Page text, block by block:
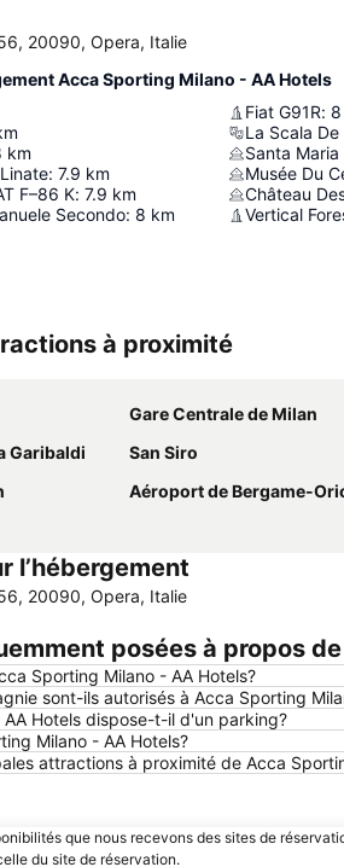
20090, Opera, Italie
Acca Sporting Milano - AA Hotels
km
: 7.9 km
F–86 K: 7.9 km
Secondo: 8 km
Fiat G91R: 8
La Scala De
Santa
Musée Du
Château
Vertical
à proximité
Gare Centrale de Milan
Garibaldi
San Siro
Aéroport de Bergame-Orio al
l’hébergement
20090, Opera, Italie
posées à propos
Sporting Milano - AA Hotels?
sont-ils autorisés à Acca Sporting
Hotels dispose-t-il d'un parking?
Milano - AA Hotels?
attractions à proximité de Acca
que nous recevons des sites de
du site de réservation.